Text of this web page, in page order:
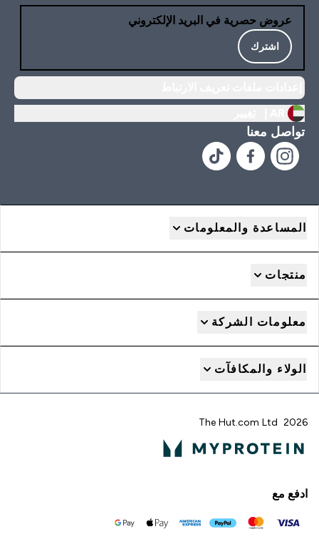
عروض حصرية في البريد الإلكتروني
اشترك
تواصل معنا
المساعدة والمعلومات
منتجات
معلومات الشركة
الولاء والمكافآت
2026 The Hut.com Ltd
ادفع مع